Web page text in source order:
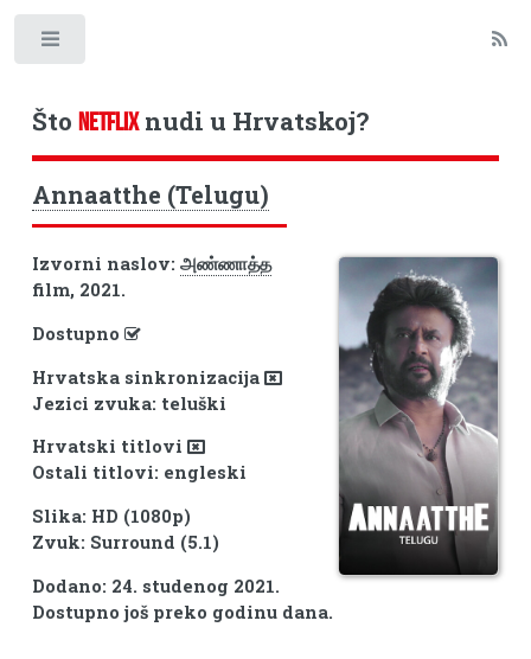
Što NETFLIXnudi u Hrvatskoj?
Annaatthe (Telugu)
Izvorni naslov: அண்ணாத்த
film, 2021.
Dostupno
Hrvatska sinkronizacija
Jezici zvuka: teluški
Hrvatski titlovi
Ostali titlovi: engleski
Slika: HD (1080p)
Zvuk: Surround (5.1)
Dodano: 24. studenog 2021.
Dostupno još preko godinu dana.